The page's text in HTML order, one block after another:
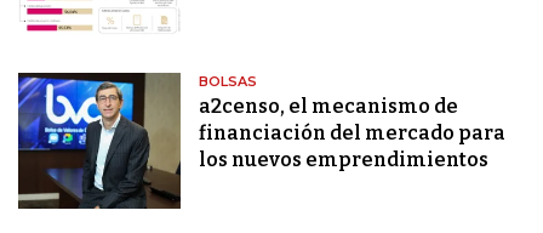
BOLSAS
a2censo, el mecanismo de
financiación del mercado para
los nuevos emprendimientos